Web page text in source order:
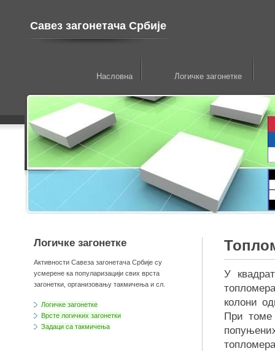
Савез загонетача Србије
Насловна Логичке загонетке
Логичке загонетке
Активности Савеза загонетача Србије су
усмерене ка популаризацији свих врста
загонетки, организовању такмичења и сл.
Логичке загонетке
Врсте логичких загонетки
Задаци са такмичења
У
колони
При томе